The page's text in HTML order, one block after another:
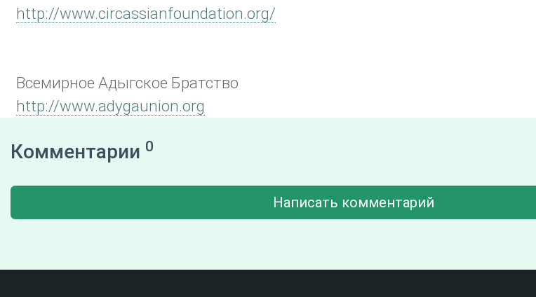
http://www.circassianfoundation.org/
Всемирное Адыгское Братство
http://www.adygaunion.org
Комментарии 0
Написать комментарий